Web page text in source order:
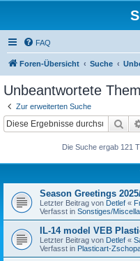
FAQ
Foren-Übersicht Suche
Unbeantwortete
Zur erweiterten Suche
Die Suche ergab 121
Season Greetings
Letzter Beitrag von Detlef «
Verfasst in Sonstiges/
IL-14 model VEB
Letzter Beitrag von Detlef «
Verfasst in Plasticart-